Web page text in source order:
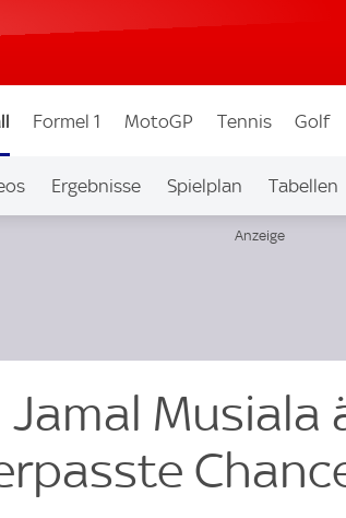
Formel 1 MotoGP Tennis Golf
Ergebnisse Spielplan Tabellen
Jamal Musiala